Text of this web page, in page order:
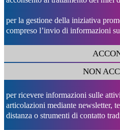
per la gestione della iniziativa
compreso l’invio di informazioni
NON
per ricevere informazioni sulle
articolazioni mediante newsletter,
distanza o strumenti di contatto